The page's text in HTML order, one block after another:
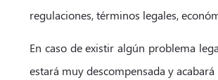
regulaciones, términos legales,
En caso de existir algún problema
estará muy descompensada y